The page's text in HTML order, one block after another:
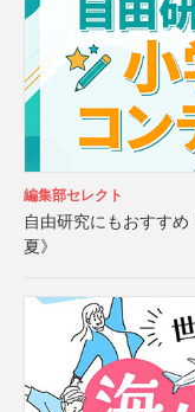
編集部セレクト
自由研究にもおすす
夏》